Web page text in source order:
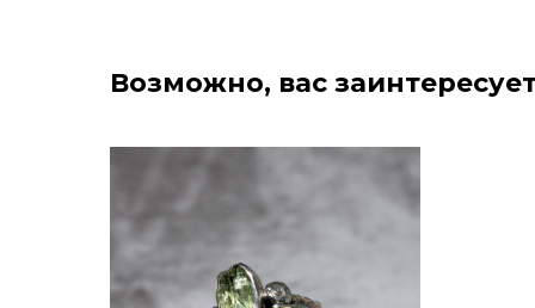
Возможно, вас